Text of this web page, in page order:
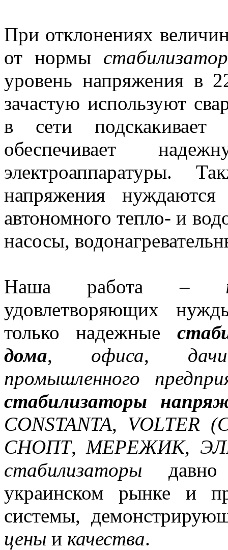
При отклонениях
от нормы стабилизатор
уровень напряжения в
зачастую используют
в сети
обеспечивает
электроаппаратуры.
напряжения
автономного тепло- и
насосы,
Наша работа –
удовлетворяющих
только надежные
дома, офиса, дачи
промышленного
стабилизаторы
CONSTANTA, VOLTER
СНОПТ, МЕРЕЖИК,
стабилизаторы давно
украинском рынке и
системы,
цены и качества.